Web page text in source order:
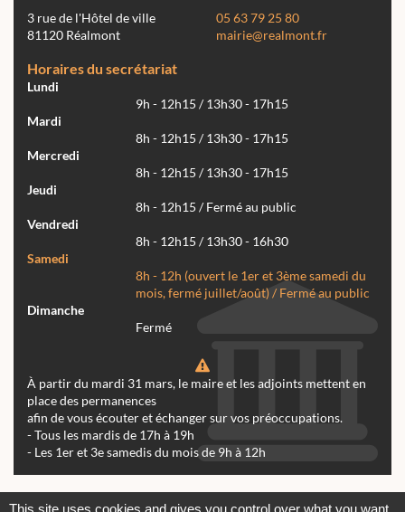
3 rue de l'Hôtel de ville
81120 Réalmont
05 63 79 25 80
mairie@realmont.fr
Horaires du secrétariat
Lundi
9h - 12h15 / 13h30 - 17h15
Mardi
8h - 12h15 / 13h30 - 17h15
Mercredi
8h - 12h15 / 13h30 - 17h15
Jeudi
8h - 12h15 / Fermé au public
Vendredi
8h - 12h15 / 13h30 - 16h30
Samedi
8h - 12h (ouvert le 1er et 3ème samedi du
mois, fermé juillet/août) / Fermé au public
Dimanche
Fermé
À partir du mardi 31 mars, le maire et les adjoints mettent en
place des permanences
afin de vous écouter et échanger sur vos préoccupations.
- Tous les mardis de 17h à 19h
- Les 1er et 3e samedis du mois de 9h à 12h
This site uses cookies and gives you control over what you want